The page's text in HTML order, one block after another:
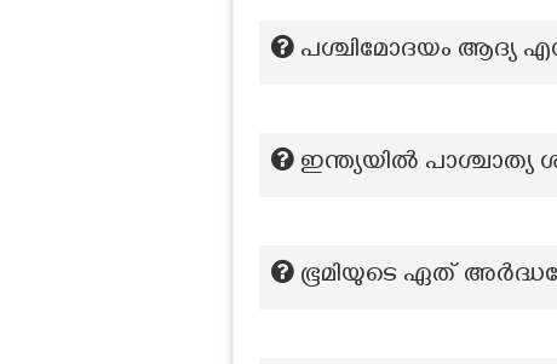
പശ്ചിമോദയം ആദ്യ
ഇന്ത്യയിൽ പാശ്ചാത്യ
ഭൂമിയുടെ ഏത്